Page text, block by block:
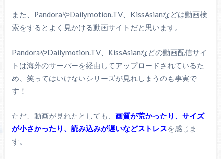
また、PandoraやDailymotion.TV、KissAsianなどは動画検
索をするとよく見かける動画サイトだと思います。
PandoraやDailymotion.TV、KissAsianなどの動画配信サイ
トは海外のサーバーを経由してアップロードされているた
め、笑ってはいけないシリーズが見れしまうのも事実で
す！
ただ、動画が見れたとしても、 画質が荒かったり、サイズ
が小さかったり、読み込みが遅いなどストレスを感じま
す。